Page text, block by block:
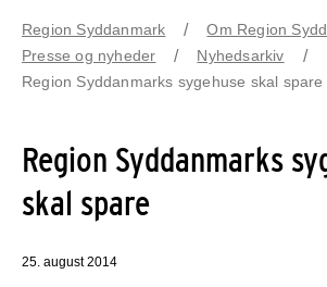
Region Syddanmark
Om Region
Presse og nyheder
Nyhedsarkiv
Region Syddanmarks sygehuse skal spare
Region Syddanmarks
skal spare
25. august 2014